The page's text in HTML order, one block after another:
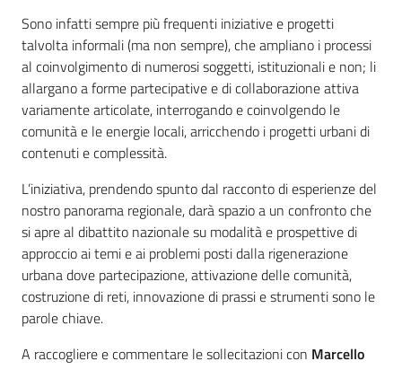
Sono infatti sempre più frequenti iniziative e progetti
talvolta informali (ma non sempre), che ampliano i processi
al coinvolgimento di numerosi soggetti, istituzionali e non; li
allargano a forme partecipative e di collaborazione attiva
variamente articolate, interrogando e coinvolgendo le
comunità e le energie locali, arricchendo i progetti urbani di
contenuti e complessità.
L’iniziativa, prendendo spunto dal racconto di esperienze del
nostro panorama regionale, darà spazio a un confronto che
si apre al dibattito nazionale su modalità e prospettive di
approccio ai temi e ai problemi posti dalla rigenerazione
urbana dove partecipazione, attivazione delle comunità,
costruzione di reti, innovazione di prassi e strumenti sono le
parole chiave.
A raccogliere e commentare le sollecitazioni con Marcello